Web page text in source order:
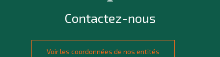
Contactez-nous
Voir les coordonnées de nos entités